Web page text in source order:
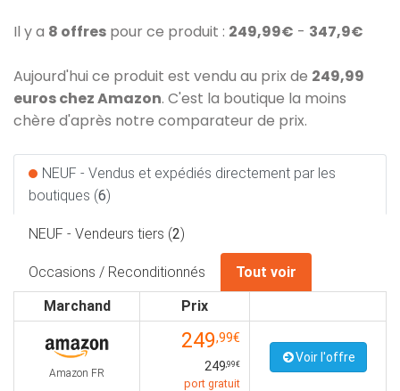
Il y a 8 offres pour ce produit : 249,99€ - 347,9€
Aujourd'hui ce produit est vendu au prix de 249,99
euros chez Amazon. C'est la boutique la moins
chère d'après notre comparateur de prix.
NEUF - Vendus et expédiés directement par les
boutiques (6)
NEUF - Vendeurs tiers (2)
Occasions / Reconditionnés
Tout voir
Marchand
Prix
Amazon FR
249,99€
249,99€
port gratuit
Voir l'offre